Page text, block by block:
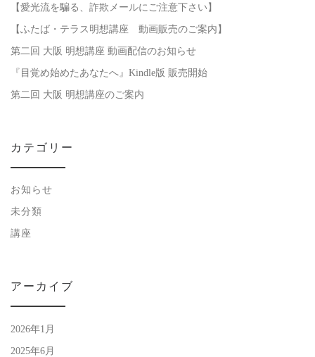
【愛光流を騙る、詐欺メールにご注意下さい】
【ふたば・テラス明想講座 動画販売のご案内】
第二回 大阪 明想講座 動画配信のお知らせ
『目覚め始めたあなたへ』Kindle版 販売開始
第二回 大阪 明想講座のご案内
カテゴリー
お知らせ
未分類
講座
アーカイブ
2026年1月
2025年6月